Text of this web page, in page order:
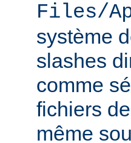
Files/
système
slashes
comme
fichiers
même